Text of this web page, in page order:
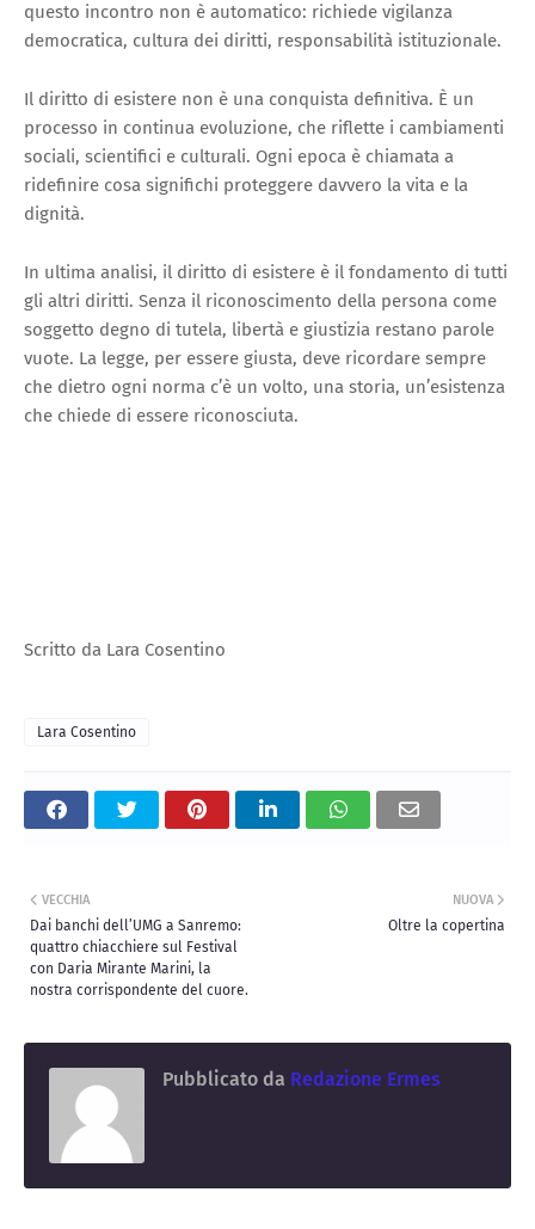
questo incontro non è automatico: richiede vigilanza
democratica, cultura dei diritti, responsabilità istituzionale.
Il diritto di esistere non è una conquista definitiva. È un
processo in continua evoluzione, che riflette i cambiamenti
sociali, scientifici e culturali. Ogni epoca è chiamata a
ridefinire cosa significhi proteggere davvero la vita e la
dignità.
In ultima analisi, il diritto di esistere è il fondamento di tutti
gli altri diritti. Senza il riconoscimento della persona come
soggetto degno di tutela, libertà e giustizia restano parole
vuote. La legge, per essere giusta, deve ricordare sempre
che dietro ogni norma c’è un volto, una storia, un’esistenza
che chiede di essere riconosciuta.
Scritto da Lara Cosentino
Lara Cosentino
NUOVA
Oltre la copertina
VECCHIA
Dai banchi dell’UMG a Sanremo:
quattro chiacchiere sul Festival
con Daria Mirante Marini, la
nostra corrispondente del cuore.
Pubblicato da Redazione Ermes